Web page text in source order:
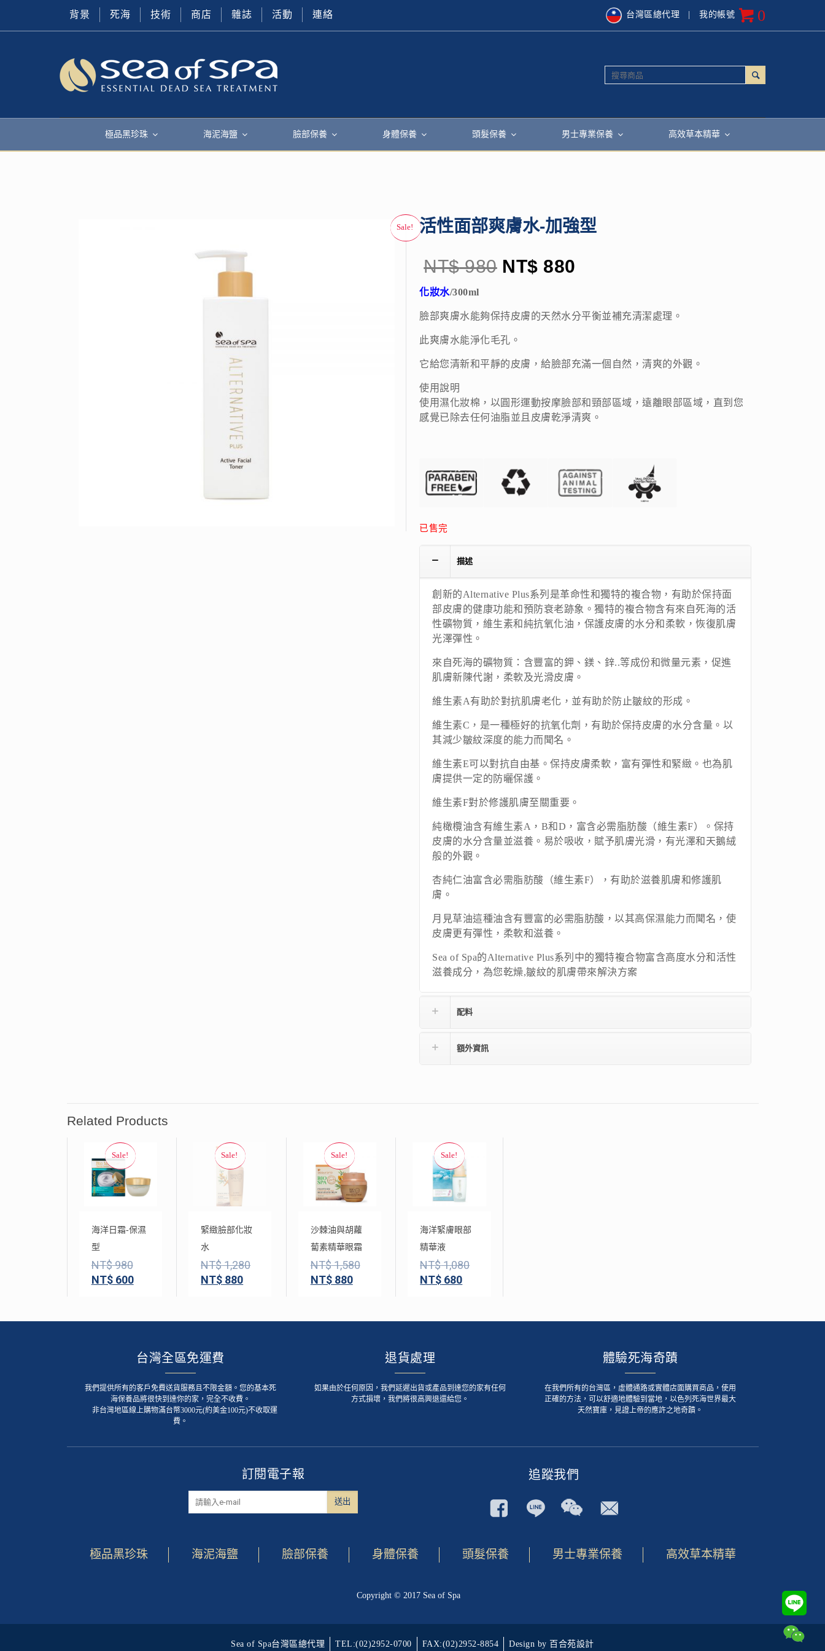
背景 死海 技術 商店 雜誌 活動 連絡 | 我的帳號 0
台灣區總代理
極品黑珍珠 海泥海鹽 臉部保養 身體保養 頭髮保養 男士專業保養 高效草本精華
活性面部爽膚水-加強型
NT$980 NT$ 880
化妝水/300ml
臉部爽膚水能夠保持皮膚的天然水分平衡並補充清潔處理。
此爽膚水能淨化毛孔。
它給您清新和平靜的皮膚，給臉部充滿一個自然，清爽的外觀。
使用說明
使用濕化妝棉，以圓形運動按摩臉部和頸部區域，遠離眼部區域，直到您
感覺已除去任何油脂並且皮膚乾淨清爽。
已售完
描述
創新的Alternative Plus系列是革命性和獨特的複合物，有助於保持面
部皮膚的健康功能和預防衰老跡象。獨特的複合物含有來自死海的活
性礦物質，維生素和純抗氧化油，保護皮膚的水分和柔軟，恢復肌膚
光澤彈性。
來自死海的礦物質：含豐富的鉀、鎂、鋅..等成份和微量元素，促進
肌膚新陳代謝，柔軟及光滑皮膚。
維生素A有助於對抗肌膚老化，並有助於防止皺紋的形成。
維生素C，是一種極好的抗氧化劑，有助於保持皮膚的水分含量。以
其減少皺紋深度的能力而聞名。
維生素E可以對抗自由基。保持皮膚柔軟，富有彈性和緊緻。也為肌
膚提供一定的防曬保護。
維生素F對於修護肌膚至關重要。
純橄欖油含有維生素A，B和D，富含必需脂肪酸（維生素F）。保持
皮膚的水分含量並滋養。易於吸收，賦予肌膚光滑，有光澤和天鵝絨
般的外觀。
杏純仁油富含必需脂肪酸（維生素F），有助於滋養肌膚和修護肌
膚。
月見草油這種油含有豐富的必需脂肪酸，以其高保濕能力而聞名，使
皮膚更有彈性，柔軟和滋養。
Sea of​​ Spa的Alternative Plus系列中的獨特複合物富含高度水分和活性
滋養成分，為您乾燥,皺紋的肌膚帶來解決方案
配料
額外資訊
Related Products
海洋日霜-保濕
型
NT$980
NT$600
緊緻臉部化妝
水
NT$1,280
NT$ 880
沙棘油與胡蘿
蔔素精華眼霜
NT$1,580
NT$880
海洋緊膚眼部
精華液
NT$1,080
NT$ 680
台灣全區免運費
我們提供所有的客戶免費送貨服務且不限金額。您的基本死
海保養品將很快到達你的家，完全不收費。
非台灣地區線上購物滿台幣3000元(約美金100元)不收取運
費。
退貨處理
如果由於任何原因，我們延遲出貨或產品到達您的家有任何
方式損壞，我們將很高興退還給您。
體驗死海奇蹟
在我們所有的台灣區，虛體通路或實體店面購買商品，使用
正確的方法，可以舒適地體驗到當地，以色列死海世界最大
天然寶庫，見證上帝的應許之地奇蹟。
訂閱電子報 追蹤我們
極品黑珍珠 海泥海鹽 臉部保養 身體保養 頭髮保養 男士專業保養 高效草本精華
Copyright © 2017 Sea of Spa
Sea of Spa台灣區總代理 TEL:(02)2952-0700 FAX:(02)2952-8854 Design by 百合苑設計